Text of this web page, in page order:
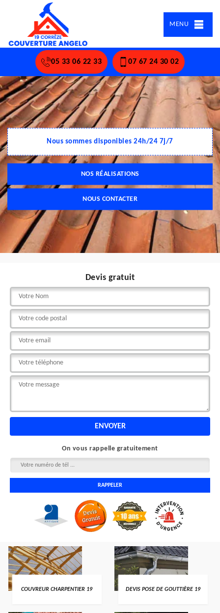
MENU
05 33 06 22 33 07 67 24 30 02
Nous sommes disponibles 24h/24 7j/7
NOS RÉALISATIONS
NOUS CONTACTER
Devis gratuit
On vous rappelle gratuitement
COUVREUR CHARPENTIER 19 DEVIS POSE DE GOUTTIÈRE 19